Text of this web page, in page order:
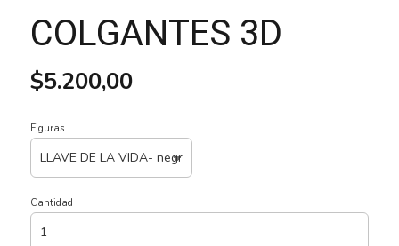
COLGANTES 3D
$5.200,00
Figuras
Cantidad